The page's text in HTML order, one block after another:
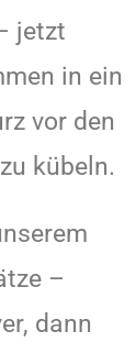
jetzt
in ein
vor den
kübeln.
–
dann